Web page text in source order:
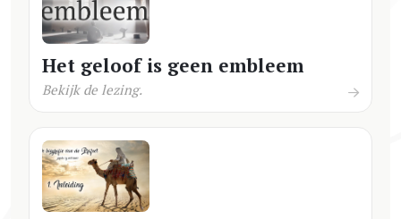
Het geloof is geen embleem
Bekijk de lezing.